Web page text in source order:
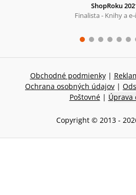
ShopRoku
Finalista - Knihy a
Obchodné podmienky |
Ochrana osobných údajov |
Poštovné | Úprava
Copyright © 2013 -